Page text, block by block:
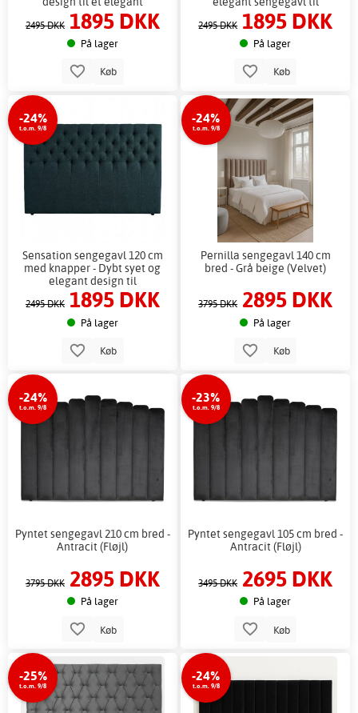
soveværelse
2495 DKK 1895 DKK
På lager
Køb
soveværelset
2495 DKK 1895 DKK
På lager
Køb
-24%
t.o.m. 9/8
Sensation sengegavl 120 cm
med knapper - Dybt syet og
elegant design til
soveværelser
2495 DKK 1895 DKK
På lager
Køb
-24%
t.o.m. 9/8
Pernilla sengegavl 140 cm
bred - Grå beige (Velvet)
3795 DKK 2895 DKK
På lager
Køb
-24%
t.o.m. 9/8
Pyntet sengegavl 210 cm bred -
Antracit (Fløjl)
3795 DKK 2895 DKK
På lager
Køb
-23%
t.o.m. 9/8
Pyntet sengegavl 105 cm bred -
Antracit (Fløjl)
3495 DKK 2695 DKK
På lager
Køb
-25%
t.o.m. 9/8
-24%
t.o.m. 9/8